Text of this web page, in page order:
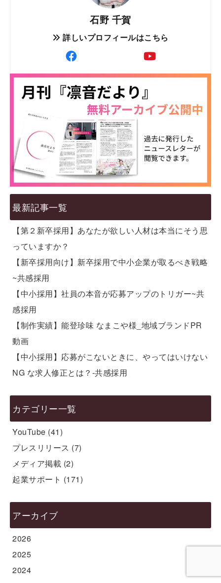
石野 千賀
詳しいプロフィールはこちら
最新記事一覧
【第２新卒採用】あなたが欲しい人材は本当にそう思
っていますか？
【新卒採用向け】新卒採用で中小企業が取るべき戦略
~共感採用
【中小採用】社員の本音が応募アップのトリガー~共
感採用
【制作実績】能登珍味 なまこや様_地域ブランドPR
動画
【中小採用】応募がこないときに、やってはいけない
NG な求人修正とは？-共感採用
カテゴリー一覧
YouTube (41)
プレスリリース (7)
メディア掲載 (2)
起業サポート (171)
アーカイブ
2026
2025
2024